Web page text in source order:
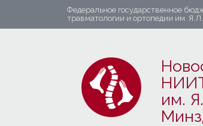
Федеральное государственное
травматологии и ортопедии им.
им.